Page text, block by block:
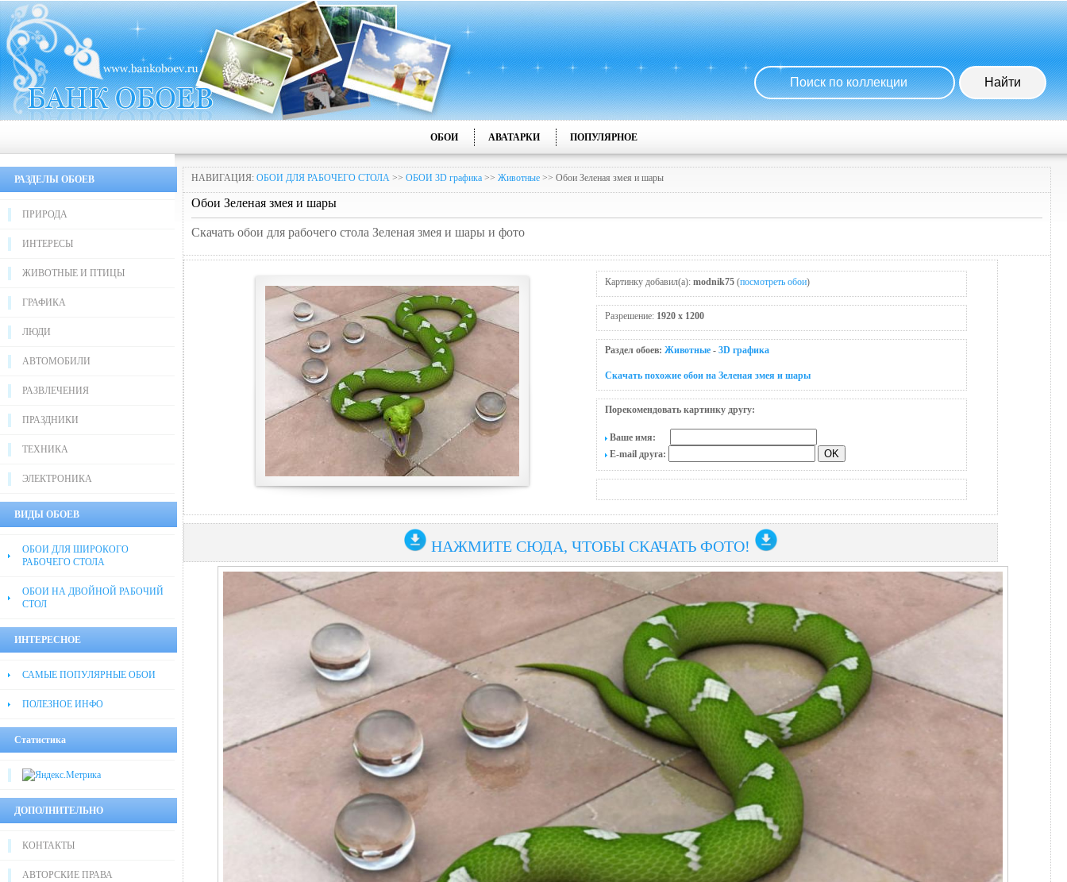
ОБОИ АВАТАРКИ ПОПУЛЯРНОЕ
РАЗДЕЛЫ ОБОЕВ
ПРИРОДА
ИНТЕРЕСЫ
ЖИВОТНЫЕ И ПТИЦЫ
ГРАФИКА
ЛЮДИ
АВТОМОБИЛИ
РАЗВЛЕЧЕНИЯ
ПРАЗДНИКИ
ТЕХНИКА
ЭЛЕКТРОНИКА
ВИДЫ ОБОЕВ
ОБОИ ДЛЯ ШИРОКОГО
РАБОЧЕГО СТОЛА
ОБОИ НА ДВОЙНОЙ РАБОЧИЙ
СТОЛ
ИНТЕРЕСНОЕ
САМЫЕ ПОПУЛЯРНЫЕ ОБОИ
ПОЛЕЗНОЕ ИНФО
Статистика
ДОПОЛНИТЕЛЬНО
КОНТАКТЫ
АВТОРСКИЕ ПРАВА
НАВИГАЦИЯ: ОБОИ ДЛЯ РАБОЧЕГО СТОЛА >> ОБОИ 3D графика >> Животные >> Обои Зеленая змея и шары
Обои Зеленая змея и шары
Скачать обои для рабочего стола Зеленая змея и шары и фото
Картинку добавил(а): modnik75 (посмотреть обои)
Разрешение: 1920 x 1200
Раздел обоев: Животные - 3D графика
Скачать похожие обои на Зеленая змея и шары
Порекомендовать картинку другу:
Ваше имя:
E-mail друга:
НАЖМИТЕ СЮДА, ЧТОБЫ СКАЧАТЬ ФОТО!